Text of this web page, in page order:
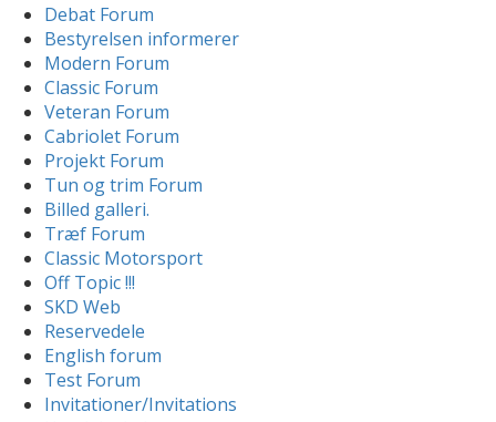
Debat Forum
Bestyrelsen informerer
Modern Forum
Classic Forum
Veteran Forum
Cabriolet Forum
Projekt Forum
Tun og trim Forum
Billed galleri.
Træf Forum
Classic Motorsport
Off Topic !!!
SKD Web
Reservedele
English forum
Test Forum
Invitationer/Invitations